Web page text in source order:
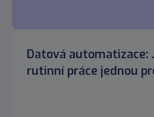
Datová automatizace:
rutinní práce jednou